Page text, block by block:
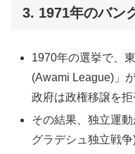
3. 1971年のバン
1970年の選挙で、
(Awami League)」
政府は政権移譲を拒
その結果、独立運
グラデシュ独立戦争